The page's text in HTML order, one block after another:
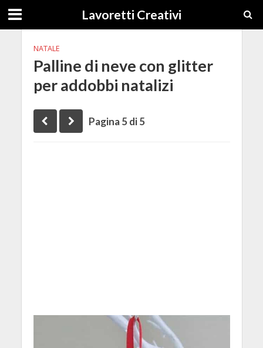
Lavoretti Creativi
NATALE
Palline di neve con glitter
per addobbi natalizi
Pagina 5 di 5